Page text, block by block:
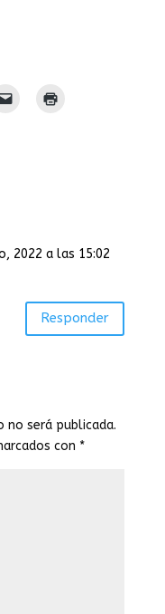
2022 a las 15:02
Responder
no será publicada.
con *